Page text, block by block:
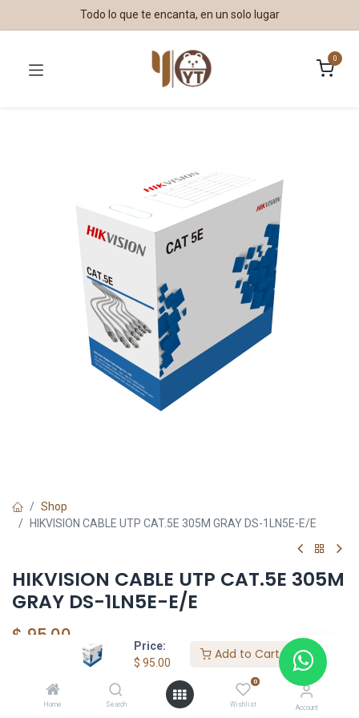
Price:
$ 95.00
Add to Cart
Home Search
0
Wishlist Account
Todo lo que te encanta, en un solo lugar
0
Shop
HIKVISION CABLE UTP CAT.5E 305M GRAY DS-1LN5E-E/E
HIKVISION CABLE UTP CAT.5E 305M
GRAY DS-1LN5E-E/E
$ 95.00
HIKVISION SHOP